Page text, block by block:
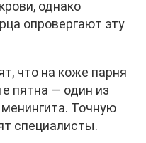
однако
опровергают эту
что на коже парня
пятна — один из
Точную
специалисты.